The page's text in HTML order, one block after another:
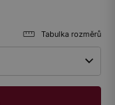
Tabulka rozměrů